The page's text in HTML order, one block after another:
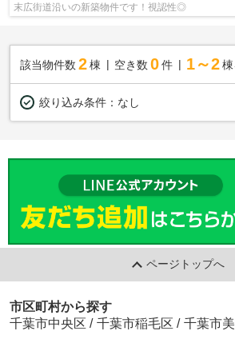
末広街道沿いの新築物件です！視認性◎
該当物件数 2棟 空き数 0 件 1～2
絞り込み条件： なし
ページトップへ
市区町村から探す
千葉市中央区 / 千葉市稲毛区 / 千葉市